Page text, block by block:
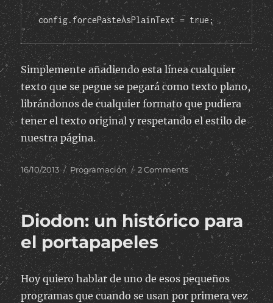
config.forcePasteAsPlainText = true;
Simplemente añadiendo esta línea cualquier
texto que se pegue se pegará como texto plano,
librándonos de cualquier formato que pudiera
tener el texto original y respetando el estilo de
nuestra página.
Posted
on
16/10/2013 Categories
Programación 2 Commentson
CKEditor:
forzar
pegado
como
texto
plano
Diodon: un histórico para
el portapapeles
Hoy quiero hablar de uno de esos pequeños
programas que cuando se usan por primera vez